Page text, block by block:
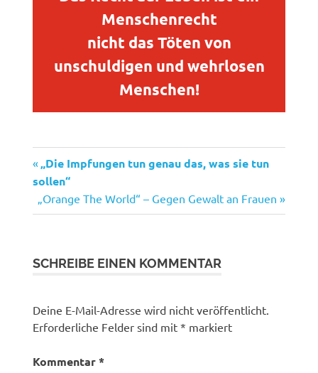
Menschenrecht
nicht das Töten von
unschuldigen und wehrlosen
Menschen!
Beitragsnavigation
Vorheriger
Beitrag:
„Die Impfungen tun genau das, was sie tun
sollen“
Nächster
Beitrag:
„Orange The World“ – Gegen Gewalt an Frauen
SCHREIBE EINEN KOMMENTAR
Deine E-Mail-Adresse wird nicht veröffentlicht.
Erforderliche Felder sind mit* markiert
Kommentar*